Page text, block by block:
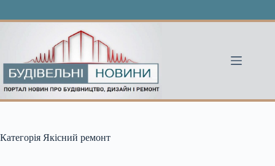
Категорія Якісний ремонт